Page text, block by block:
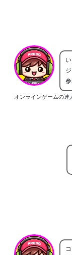
オンラインゲームの達